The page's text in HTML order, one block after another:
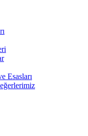
Esasları